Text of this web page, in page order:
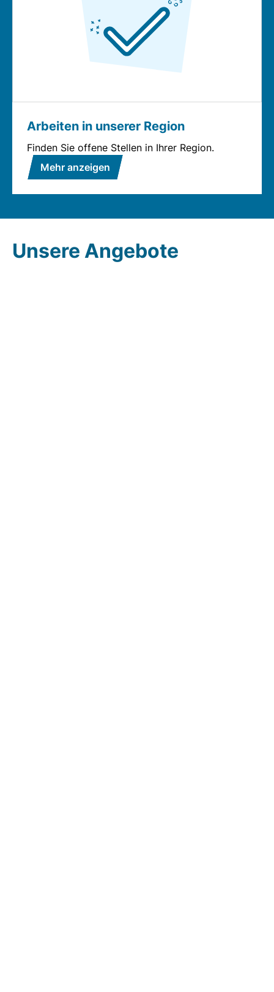
Arbeiten in unserer Region
Finden Sie offene Stellen in Ihrer Region.
Mehr anzeigen
Unsere Angebote